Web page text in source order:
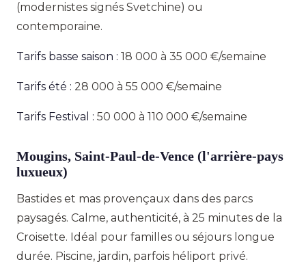
(modernistes signés Svetchine) ou
contemporaine.
Tarifs basse saison : 18 000 à 35 000 €/semaine
Tarifs été : 28 000 à 55 000 €/semaine
Tarifs Festival : 50 000 à 110 000 €/semaine
Mougins, Saint-Paul-de-Vence (l'arrière-pays
luxueux)
Bastides et mas provençaux dans des parcs
paysagés. Calme, authenticité, à 25 minutes de la
Croisette. Idéal pour familles ou séjours longue
durée. Piscine, jardin, parfois héliport privé.